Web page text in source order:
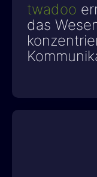
twadoo
das